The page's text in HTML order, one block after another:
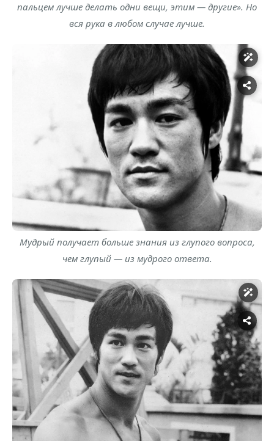
пальцем лучше делать одни вещи, этим — другие». Но
вся рука в любом случае лучше.
Мудрый получает больше знания из глупого вопроса,
чем глупый — из мудрого ответа.